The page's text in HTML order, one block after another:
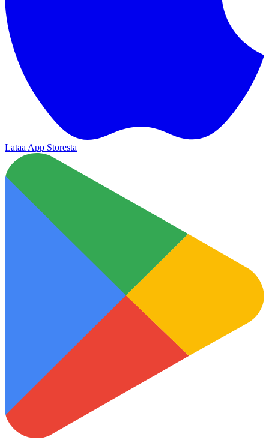
Lataa App Storesta